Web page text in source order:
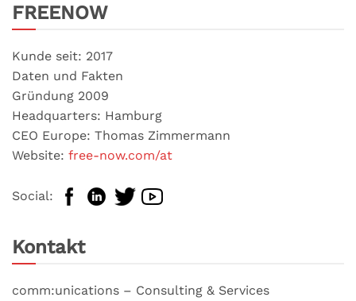
FREENOW
Kunde seit: 2017
Daten und Fakten
Gründung 2009
Headquarters: Hamburg
CEO Europe: Thomas Zimmermann
Website: free-now.com/at
Social:
Kontakt
comm:unications – Consulting & Services